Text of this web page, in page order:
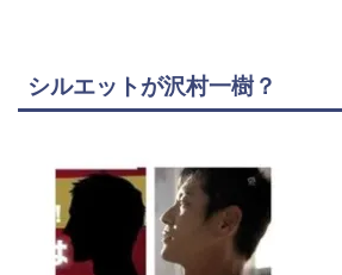
シルエットが沢村一樹？